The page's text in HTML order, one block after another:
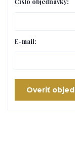
Číslo objednávky:
E-mail:
Overiť